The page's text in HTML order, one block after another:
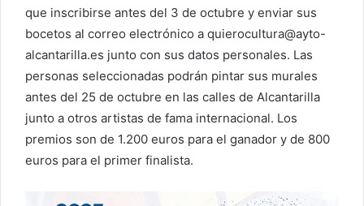
que inscribirse antes del 3 de octubre y enviar sus
bocetos al correo electrónico a quierocultura@ayto-
alcantarilla.es junto con sus datos personales. Las
personas seleccionadas podrán pintar sus murales
antes del 25 de octubre en las calles de Alcantarilla
junto a otros artistas de fama internacional. Los
premios son de 1.200 euros para el ganador y de 800
euros para el primer finalista.